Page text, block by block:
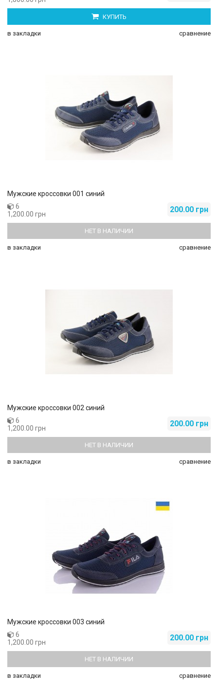
КУПИТЬ
в закладки сравнение
Мужские кроссовки 001 синий
200.00 грн
6
1,200.00 грн
НЕТ В НАЛИЧИИ
в закладки сравнение
Мужские кроссовки 002 синий
200.00 грн
6
1,200.00 грн
НЕТ В НАЛИЧИИ
в закладки сравнение
Мужские кроссовки 003 синий
200.00 грн
6
1,200.00 грн
НЕТ В НАЛИЧИИ
в закладки сравнение